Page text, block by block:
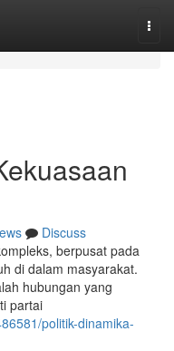
Discuss
berpusat pada
di dalam masyarakat.
hubungan yang
partai
politik-dinamika-